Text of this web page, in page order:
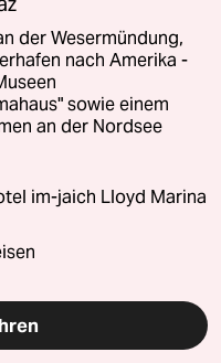
der Wesermündung,
nach Amerika -
sowie einem
an der Nordsee
im-jaich Lloyd Marina